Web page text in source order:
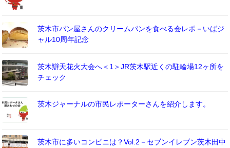
茨木市パン屋さんのクリームパンを食べる会レポ－いばジ
ャル10周年記念
茨木辯天花火大会へ＜1＞JR茨木駅近くの駐輪場12ヶ所を
チェック
茨木ジャーナルの市民レポーターさんを紹介します。
茨木市に多いコンビニは？Vol.2－セブンイレブン茨木田中